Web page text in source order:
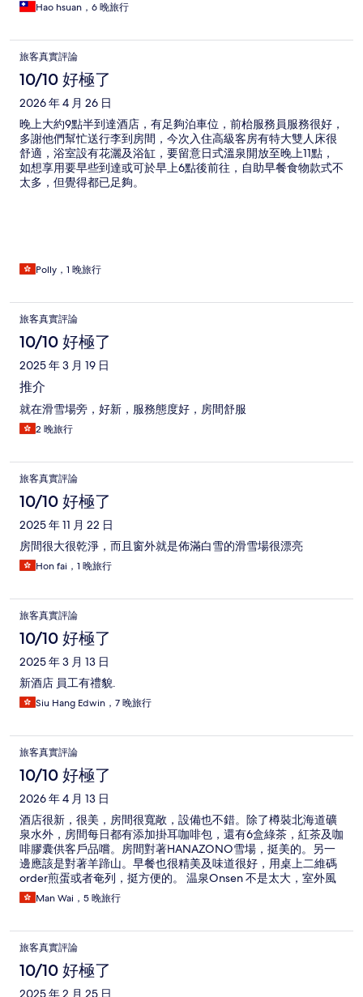
Hao hsuan，6 晚旅行
旅客真實評論
10/10 好極了
2026 年 4 月 26 日
晚上大約9點半到達酒店，有足夠泊車位，前枱服務員服務很好，
多謝他們幫忙送行李到房間，今次入住高級客房有特大雙人床很
舒適，浴室設有花灑及浴缸，要留意日式溫泉開放至晚上11點，
如想享用要早些到達或可於早上6點後前往，自助早餐食物款式不
太多，但覺得都已足夠。
Polly，1 晚旅行
旅客真實評論
10/10 好極了
2025 年 3 月 19 日
推介
就在滑雪場旁，好新，服務態度好，房間舒服
2 晚旅行
旅客真實評論
10/10 好極了
2025 年 11 月 22 日
房間很大很乾淨，而且窗外就是佈滿白雪的滑雪場很漂亮
Hon fai，1 晚旅行
旅客真實評論
10/10 好極了
2025 年 3 月 13 日
新酒店 員工有禮貌.
Siu Hang Edwin，7 晚旅行
旅客真實評論
10/10 好極了
2026 年 4 月 13 日
酒店很新，很美，房間很寬敞，設備也不錯。除了樽裝北海道礦
泉水外，房間每日都有添加掛耳咖啡包，還有6盒綠茶，紅茶及咖
啡膠囊供客戶品嚐。房間對著HANAZONO雪場，挺美的。另一
邊應該是對著羊蹄山。早餐也很精美及味道很好，用桌上二維碼
order煎蛋或者奄列，挺方便的。 温泉Onsen 不是太大，室外風
呂不夠靚。地面停車場車位不夠多，而且停車位設計有點怪！如
地面車位已滿，就要泊在地庫的收費停車場。又或者要揸去近雪
儲物櫃的門口。) 但由酒店正門揸過去要經過一些爛泥路。 進入
酒店的路還是在興建中，所以要小心一點，特別在晚上。 如果晚
上不留在酒店晚膳，揸車去到附近俱知安車站附近大街也有很多
不同的餐廳及多間大型超市，如MaxValue, Lucky及Coop，車程
Man Wai，5 晚旅行
旅客真實評論
10/10 好極了
2025 年 2 月 25 日